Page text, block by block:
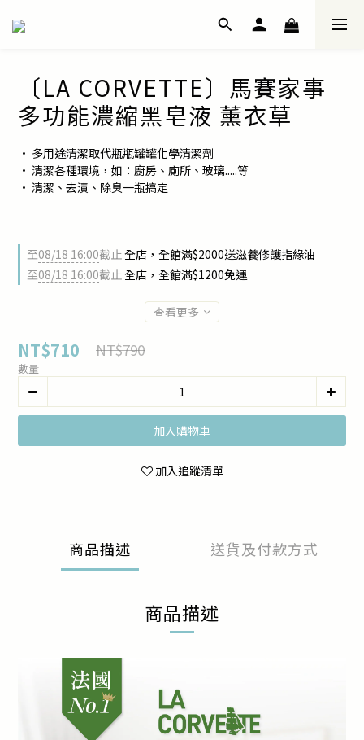
〔LA CORVETTE〕馬賽家事
多功能濃縮黑皂液 薰衣草
• 多用途清潔取代瓶瓶罐罐化學清潔劑
• 清潔各種環境，如：廚房、廁所、玻璃.....等
• 清潔、去漬、除臭一瓶搞定
至08/18 16:00截止全店，全館滿$2000送滋養修護指緣油
至08/18 16:00截止全店，全館滿$1200免運
查看更多
NT$710 NT$790
數量
加入購物車
加入追蹤清單
商品描述 送貨及付款方式
商品描述